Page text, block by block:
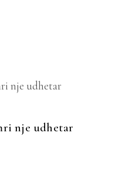
SHPORTË
nje udhetar